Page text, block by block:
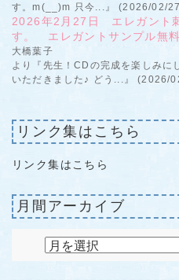
す。m(__)m 只今...』 (2026/02/
2026年2月27日 エレガント
す。 エレガントサンプル無
大橋葉子
より『先生！CDの完成を楽しみに
いただきました♪ どう...』 (2026/
リンク集はこちら
リンク集はこちら
月間アーカイブ